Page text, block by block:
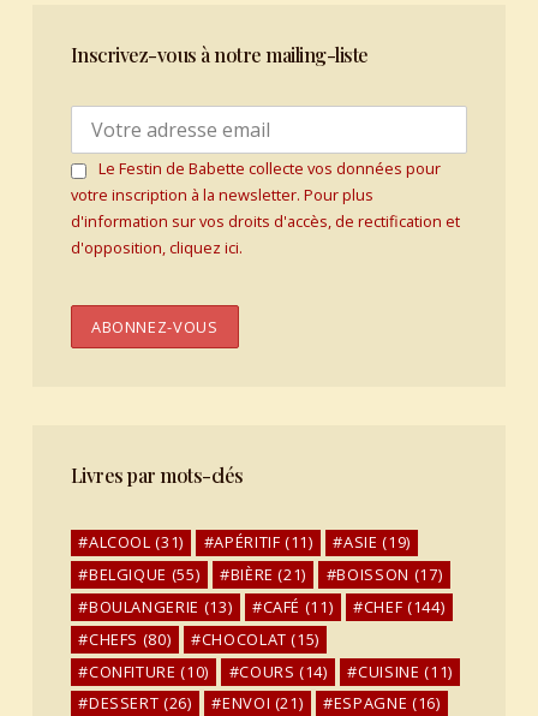
Inscrivez-vous à notre mailing-liste
Le Festin de Babette collecte vos données pour
votre inscription à la newsletter. Pour plus
d'information sur vos droits d'accès, de rectification et
d'opposition, cliquez ici.
Livres par mots-clés
ALCOOL (31) APÉRITIF (11) ASIE (19)
BELGIQUE (55) BIÈRE (21) BOISSON (17)
BOULANGERIE (13) CAFÉ (11) CHEF (144)
CHEFS (80) CHOCOLAT (15)
CONFITURE (10) COURS (14) CUISINE (11)
DESSERT (26) ENVOI (21) ESPAGNE (16)